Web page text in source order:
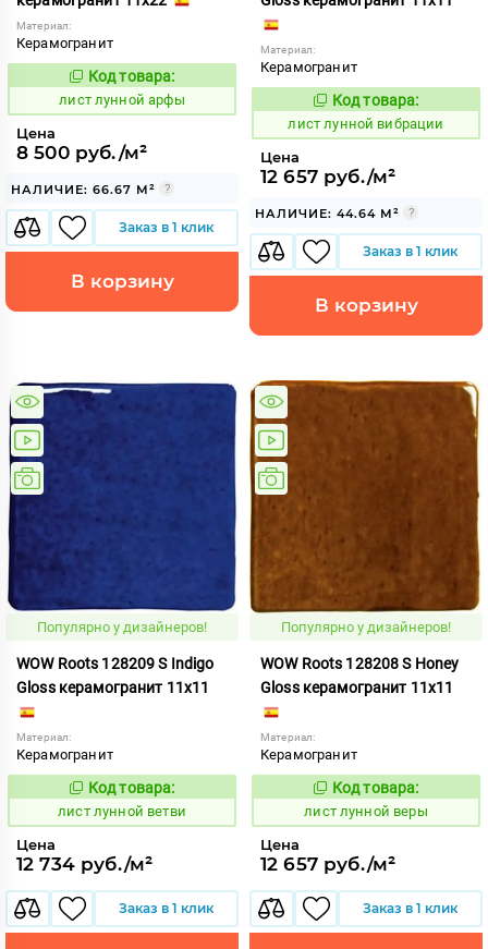
Материал:
Керамогранит
881251
Код товара:
лист лунной арфы
Цена
8 500 руб./м²
НАЛИЧИЕ: 66.67 М²
Заказ в 1 клик
В корзину
Материал:
Керамогранит
881260
Код товара:
лист лунной вибрации
Цена
12 657 руб./м²
НАЛИЧИЕ: 44.64 М²
Заказ в 1 клик
В корзину
Популярно у дизайнеров!
WOW Roots 128209 S Indigo
Gloss керамогранит 11x11
Материал:
Керамогранит
881259
Код товара:
лист лунной ветви
Цена
12 734 руб./м²
Заказ в 1 клик
Популярно у дизайнеров!
WOW Roots 128208 S Honey
Gloss керамогранит 11x11
Материал:
Керамогранит
881258
Код товара:
лист лунной веры
Цена
12 657 руб./м²
Заказ в 1 клик